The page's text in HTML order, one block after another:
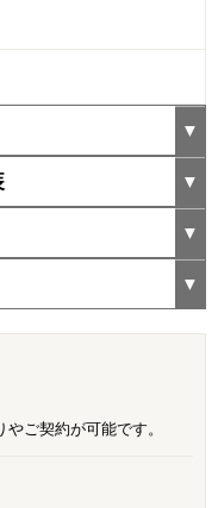
ご契約が可能です。